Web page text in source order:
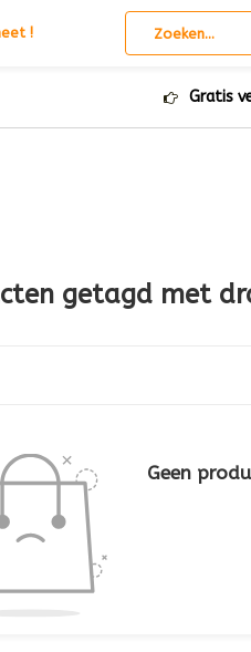
!
Gratis
getagd met
Geen